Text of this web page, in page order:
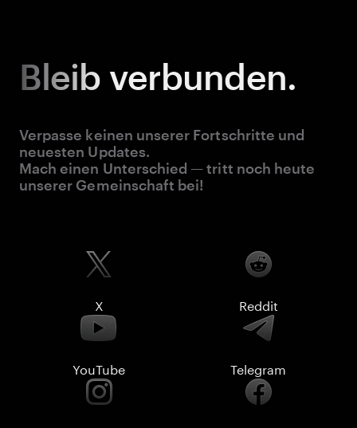
Bleib verbunden.
Verpasse keinen unserer Fortschritte und
neuesten Updates.
Mach einen Unterschied — tritt noch heute
unserer Gemeinschaft bei!
X Reddit
YouTube Telegram